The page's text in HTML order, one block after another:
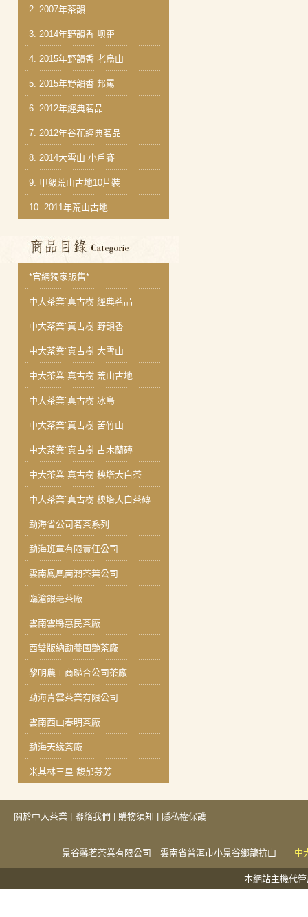
2. 2007年茶韻
3. 2014年野韻香 坝歪
4. 2015年野韻香 老烏山
5. 2015年野韻香 邦罵
6. 2012年經典茗品
7. 2012年谷花經典茗品
8. 2014大雪山˙小戶賽
9. 甲級荒山古地10片裝
10. 2011年荒山古地
商品分類目錄
*官網獨家販售*
中大茶業˙真古樹 經典茗品
中大茶業˙真古樹 野韻香
中大茶業˙真古樹 大雪山
中大茶業˙真古樹 荒山古地
中大茶業˙真古樹 冰島
中大茶業˙真古樹 苦竹山
中大茶業˙真古樹 古木蘭磚
中大茶業˙真古樹 秧塔大白茶
中大茶業˙真古樹 秧塔大白茶磚
勐海省公司茗茶系列
勐海班章有限責任公司
雲南鳳凰南澗茶葉公司
臨滄銀毫茶廠
雲南雲縣惠民茶廠
西雙版納勐養國艷茶廠
黎明農工商聯合公司茶廠
勐海青雲茶業有限公司
雲南西山春明茶廠
勐海天緣茶廠
米其林三星 馥郁芬芳
關於中大茶業 聯絡我們 購物須知 隱私權保護
景谷馨茗茶業有限公司 雲南省普洱市小景谷鄉籠抗山 中
本網站主機代